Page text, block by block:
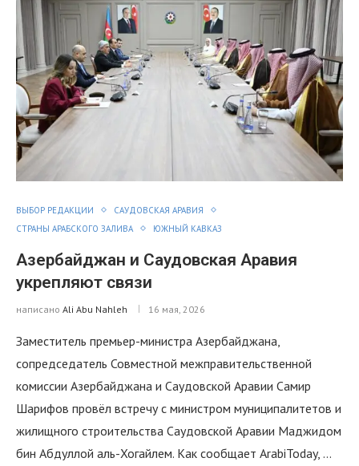
ВЫБОР РЕДАКЦИИ
САУДОВСКАЯ АРАВИЯ
СТРАНЫ АРАБСКОГО ЗАЛИВА
ЮЖНЫЙ КАВКАЗ
Азербайджан и Саудовская Аравия
укрепляют связи
написано Ali Abu Nahleh 16 мая, 2026
Заместитель премьер-министра Азербайджана,
сопредседатель Совместной межправительственной
комиссии Азербайджана и Саудовской Аравии Самир
Шарифов провёл встречу с министром муниципалитетов и
жилищного строительства Саудовской Аравии Маджидом
бин Абдуллой аль-Хогайлем. Как сообщает ArabiToday, …